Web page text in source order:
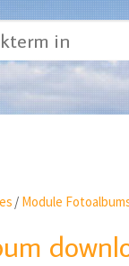
/ Module